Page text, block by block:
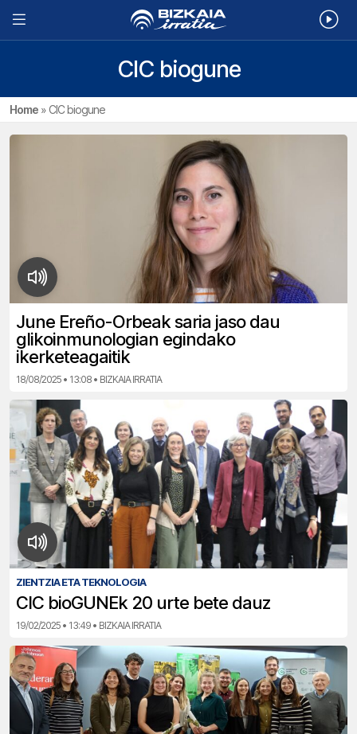
CIC biogune
Home » CIC biogune
June Ereño-Orbeak saria jaso dau
glikoinmunologian egindako
ikerketeagaitik
18/08/2025 • 13:08 • BIZKAIA IRRATIA
ZIENTZIA ETA TEKNOLOGIA
CIC bioGUNEk 20 urte bete dauz
19/02/2025 • 13:49 • BIZKAIA IRRATIA